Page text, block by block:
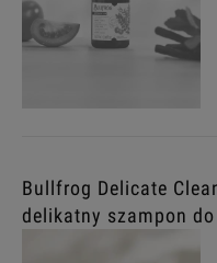
Bullfrog Delicate
delikatny szampon